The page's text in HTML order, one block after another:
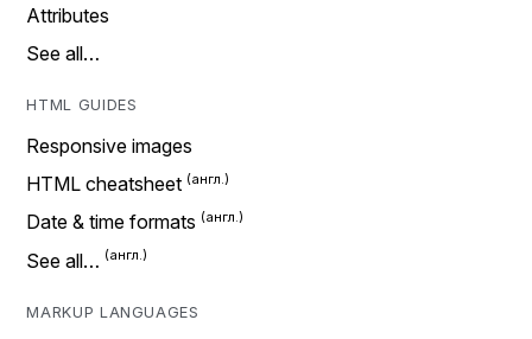
Attributes
See all…
HTML GUIDES
Responsive images
HTML cheatsheet
Date & time formats
See all…
MARKUP LANGUAGES